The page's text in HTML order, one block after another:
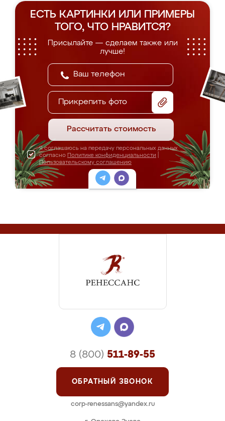
ЕСТЬ КАРТИНКИ ИЛИ ПРИМЕРЫ
ТОГО, ЧТО НРАВИТСЯ?
Присылайте — сделаем также или
лучше!
Прикрепить фото
Рассчитать стоимость
Я соглашаюсь на передачу персональных данных
согласно Политике конфиденциальности
Пользовательскому соглашению
8 (800) 511-89-55
ОБРАТНЫЙ ЗВОНОК
corp-renessans@yandex.ru